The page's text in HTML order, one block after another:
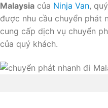
Malaysia của Ninja Van,
được nhu cầu chuyển phát
cung cấp dịch vụ chuyển
của quý khách.